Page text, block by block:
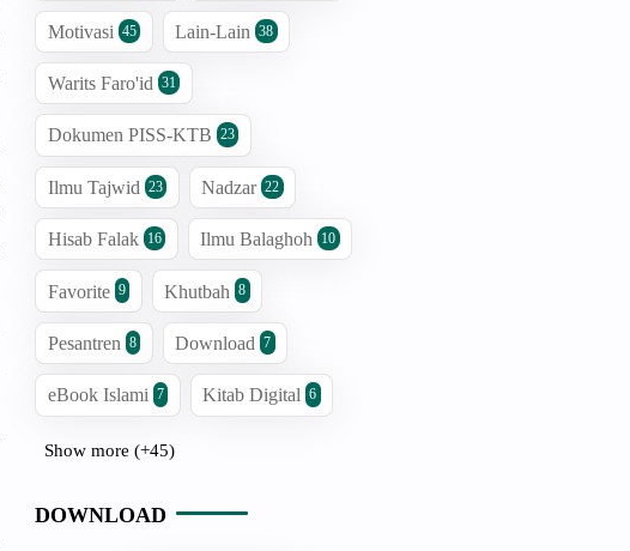
Motivasi 45 Lain-Lain 38
Warits Faro'id 31
Dokumen PISS-KTB 23
Ilmu Tajwid 23 Nadzar 22
Hisab Falak 16 Ilmu Balaghoh 10
Favorite 9 Khutbah 8
Pesantren 8 Download 7
eBook Islami 7 Kitab Digital 6
Show more (+45)
DOWNLOAD